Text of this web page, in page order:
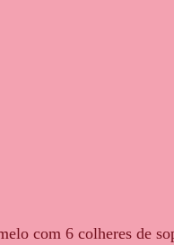
com 6 colheres de